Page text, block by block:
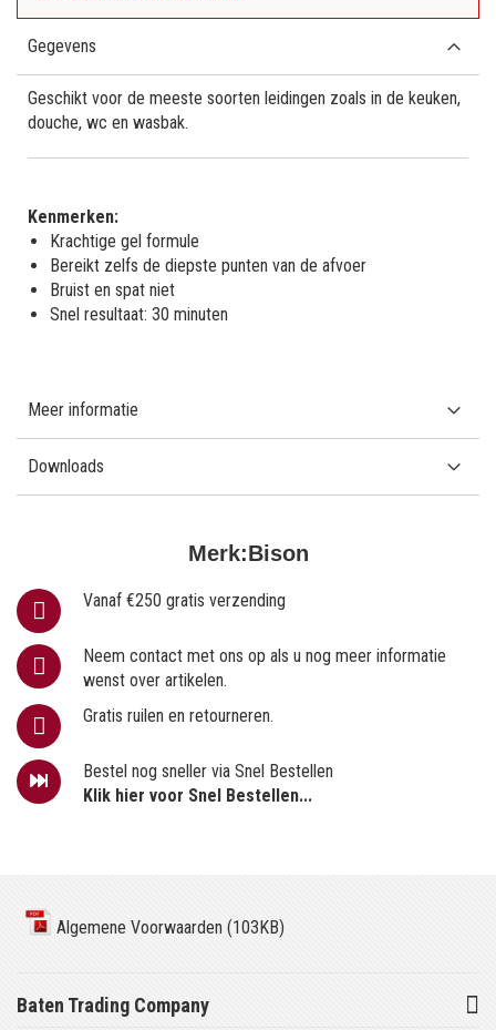
Merk:Bison
Vanaf €250 gratis verzending
Neem contact met ons op als u nog meer informatie
wenst over artikelen.
Gratis ruilen en retourneren.
Bestel nog sneller via Snel Bestellen
Klik hier voor Snel Bestellen...
Gegevens
Geschikt voor de meeste soorten leidingen zoals in de keuken,
douche, wc en wasbak.
Kenmerken:
Krachtige gel formule
Bereikt zelfs de diepste punten van de afvoer
Bruist en spat niet
Snel resultaat: 30 minuten
Meer informatie
Downloads
Algemene Voorwaarden (103KB)
Baten Trading Company